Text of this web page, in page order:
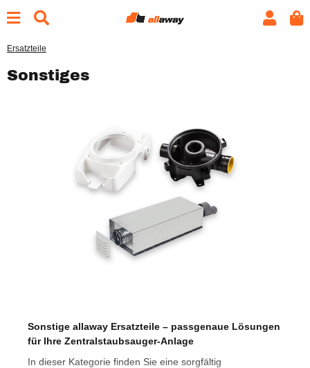
Ersatzteile
Sonstiges
Sonstige allaway Ersatzteile – passgenaue Lösungen
für Ihre Zentralstaubsauger-Anlage
In dieser Kategorie finden Sie eine sorgfältig